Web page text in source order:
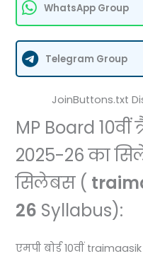
WhatsApp Group
Telegram Group
JoinButtons.txt
MP Board 10वीं
2025-26 का
सिलेबस (
26 Syllabus):
एमपी बोर्ड 10वीं